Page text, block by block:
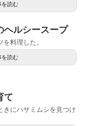
を読む
ヘルシースープ
料理した。
を読む
て
きにハサミムシを見つけ